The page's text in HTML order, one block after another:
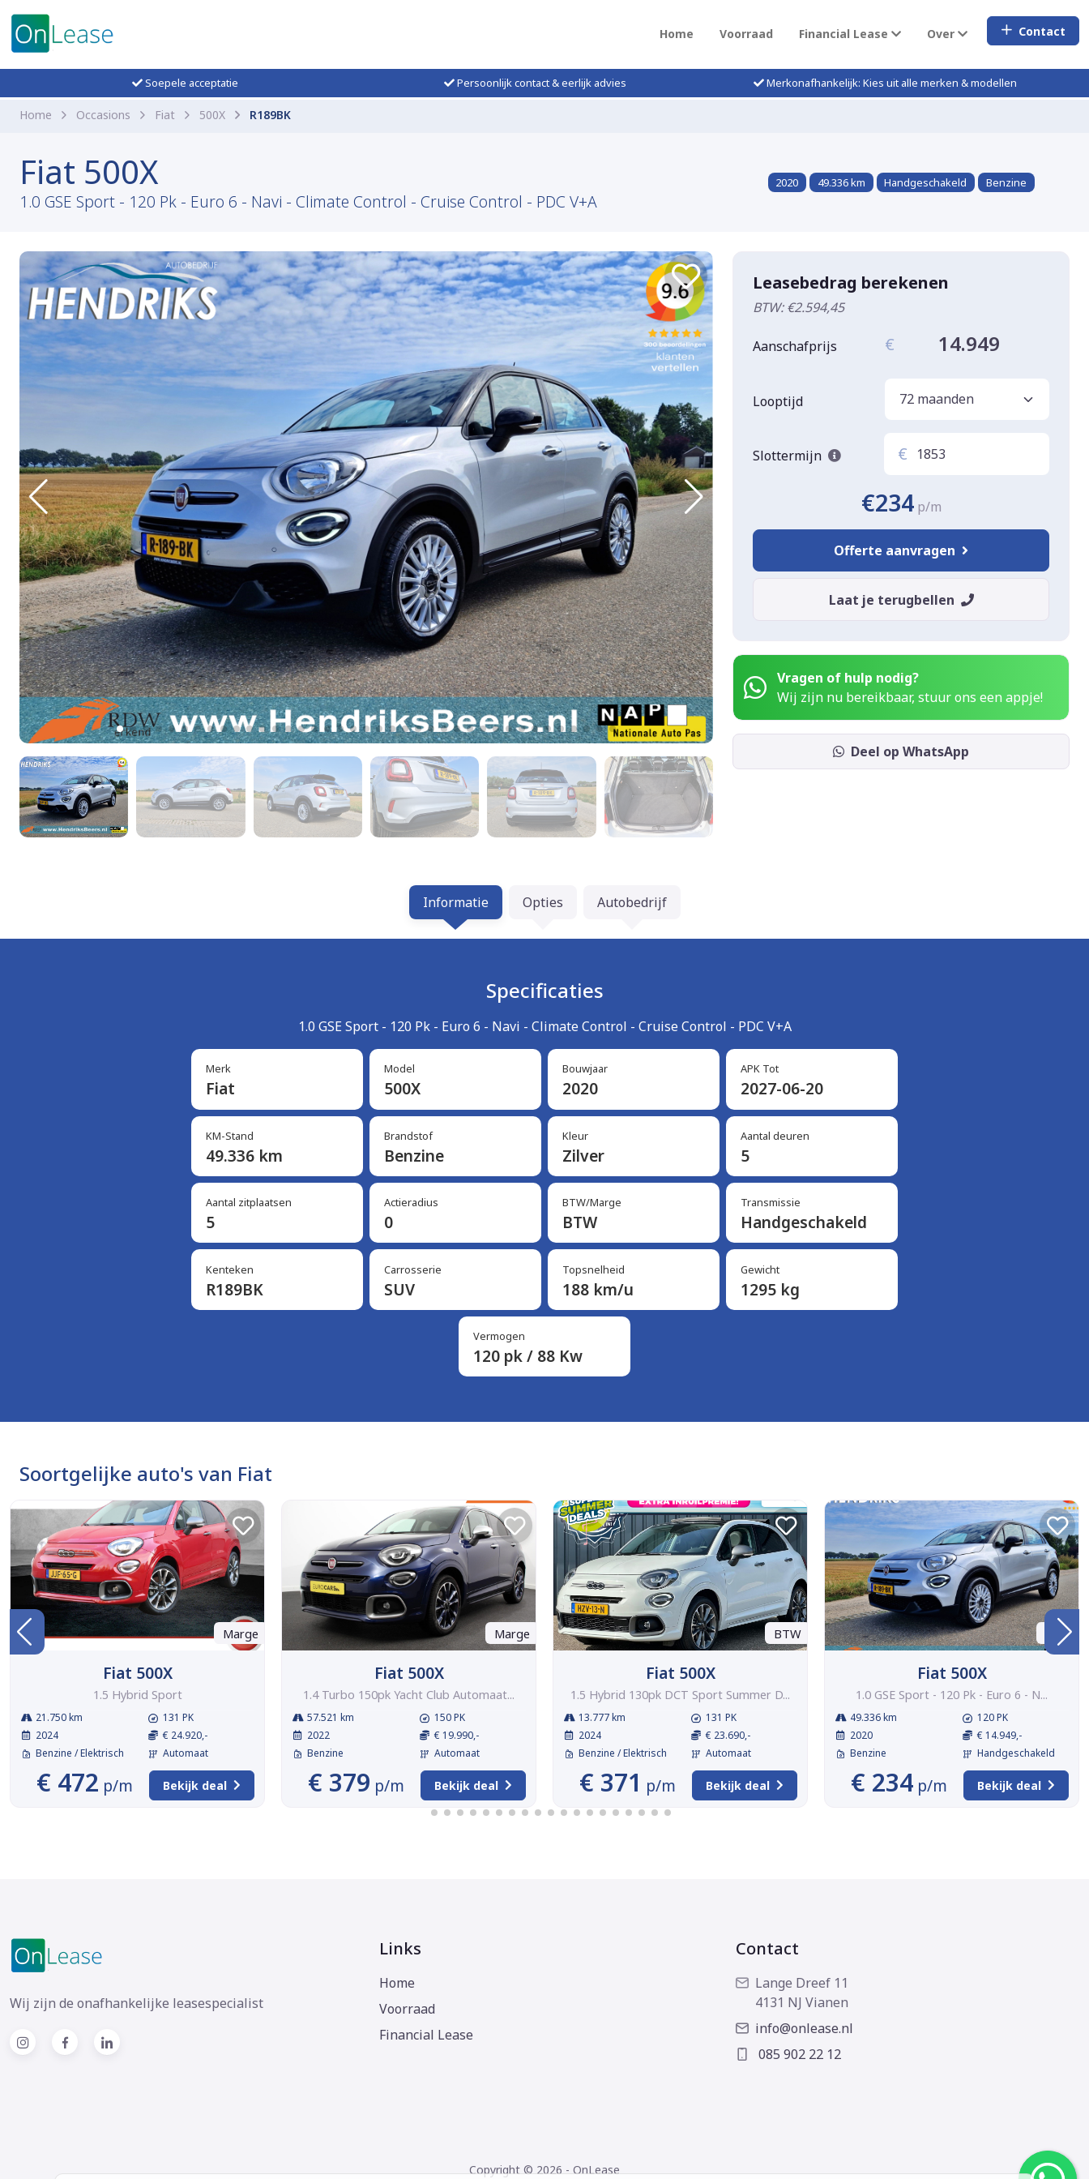
Home Voorraad Financial Lease Over Contact
Soepele acceptatie Persoonlijk contact & eerlijk advies Merkonafhankelijk: Kies uit alle merken & modellen
Home Occasions Fiat 500X R189BK
Fiat 500X
1.0 GSE Sport - 120 Pk - Euro 6 - Navi - Climate Control - Cruise Control - PDC V+A
2020 49.336 km Handgeschakeld Benzine
Leasebedrag berekenen
BTW: €2.594,45
Aanschafprijs € 14.949
Looptijd
Slottermijn €
€234 p/m
Offerte aanvragen
Laat je terugbellen
Vragen of hulp nodig?
Wij zijn nu bereikbaar, stuur ons een appje!
Deel op WhatsApp
Informatie Opties Autobedrijf
Specificaties
1.0 GSE Sport - 120 Pk - Euro 6 - Navi - Climate Control - Cruise Control - PDC V+A
Merk
Fiat
Model
500X
Bouwjaar
2020
APK Tot
2027-06-20
KM-Stand
49.336 km
Brandstof
Benzine
Kleur
Zilver
Aantal deuren
5
Aantal zitplaatsen
5
Actieradius
0
BTW/Marge
BTW
Transmissie
Handgeschakeld
Kenteken
R189BK
Carrosserie
SUV
Topsnelheid
188 km/u
Gewicht
1295 kg
Vermogen
120 pk / 88 Kw
Soortgelijke auto's van Fiat
Marge
Fiat 500X
1.5 Hybrid Sport
21.750 km
2024
Benzine / Elektrisch
131 PK
€ 24.920,-
Automaat
€ 472 p/m Bekijk deal
Marge
Fiat 500X
1.4 Turbo 150pk Yacht Club Automaat...
57.521 km
2022
Benzine
150 PK
€ 19.990,-
Automaat
€ 379 p/m Bekijk deal
BTW
Fiat 500X
1.5 Hybrid 130pk DCT Sport Summer D...
13.777 km
2024
Benzine / Elektrisch
131 PK
€ 23.690,-
Automaat
€ 371 p/m Bekijk deal
BTW
Fiat 500X
1.0 GSE Sport - 120 Pk - Euro 6 - N...
49.336 km
2020
Benzine
120 PK
€ 14.949,-
Handgeschakeld
€ 234 p/m Bekijk deal
Wij zijn de onafhankelijke leasespecialist
Links
Home
Voorraad
Financial Lease
Contact
Lange Dreef 11
4131 NJ Vianen
info@onlease.nl
085 902 22 12
Copyright © 2026 - OnLease